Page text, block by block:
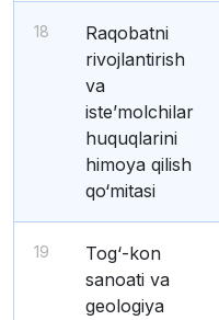
18
Raqobatni
rivojlantirish
va
iste’molchilar
huquqlarini
himoya qilish
qo‘mitasi
19
Tog‘-kon
sanoati va
geologiya